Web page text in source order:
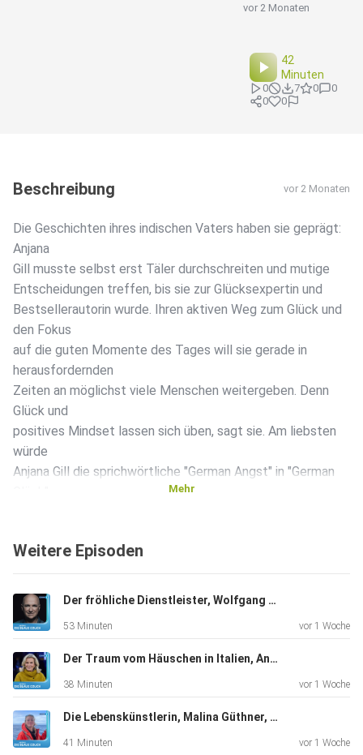
vor 2 Monaten
42
Minuten
0 7 0
0
0
0
Beschreibung vor 2 Monaten
Die Geschichten ihres indischen Vaters haben sie geprägt:
Anjana
Gill musste selbst erst Täler durchschreiten und mutige
Entscheidungen treffen, bis sie zur Glücksexpertin und
Bestsellerautorin wurde. Ihren aktiven Weg zum Glück und
den Fokus
auf die guten Momente des Tages will sie gerade in
herausfordernden
Zeiten an möglichst viele Menschen weitergeben. Denn
Glück und
positives Mindset lassen sich üben, sagt sie. Am liebsten
würde
Anjana Gill die sprichwörtliche "German Angst" in "German
Gill bei Dominique Knoll.
Mehr
Weitere Episoden
Der fröhliche Dienstleister, Wolfgang Krebs, Kabarettist, "Ich bin dankbar für alles, was ich habe".
53 Minuten vor 1 Woche
Der Traum vom Häuschen in Italien, Andrea L'Arronge, Schauspielerin, "Das Erste, was ich morgens sehe, ist der Zitronenbaum."
38 Minuten vor 1 Woche
Die Lebenskünstlerin, Malina Güthner, Wal-Tour-Guide und mehr, "Ich hatte auf jeden Fall total viel Angst"
41 Minuten vor 1 Woche